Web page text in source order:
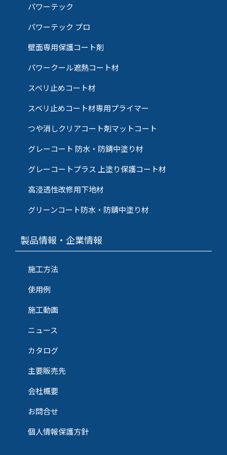
パワーテック
パワーテック プロ
壁面専用保護コート剤
パワークール遮熱コート材
スベリ止めコート材
スベリ止めコート材専用プライマー
つや消しクリアコート剤マットコート
グレーコート 防水・防錆中塗り材
グレーコートプラス 上塗り保護コート材
高浸透性改修用下地材
グリーンコート防水・防錆中塗り材
製品情報・企業情報
施工方法
使用例
施工動画
ニュース
カタログ
主要販売先
会社概要
お問合せ
個人情報保護方針